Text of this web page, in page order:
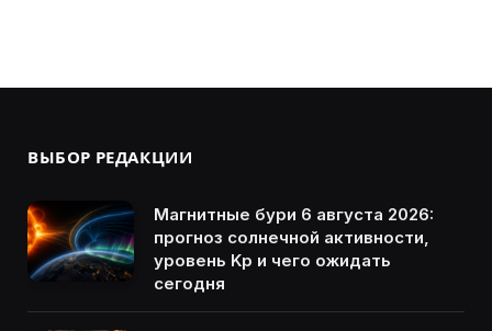
ВЫБОР РЕДАКЦИИ
Магнитные бури 6 августа 2026:
прогноз солнечной активности,
уровень Kp и чего ожидать
сегодня